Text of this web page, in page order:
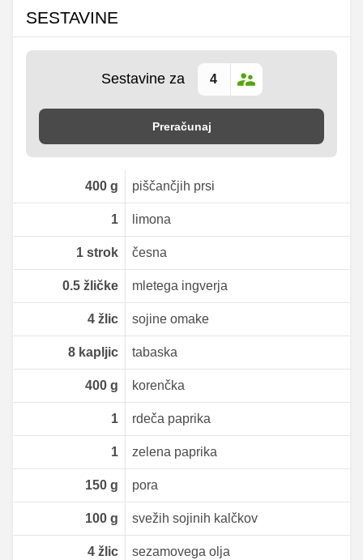
SESTAVINE
Sestavine za
Preračunaj
400g piščančjih prsi
1 limona
1strok česna
0.5žličke mletega ingverja
4žlic sojine omake
8kapljic tabaska
400g korenčka
1 rdeča paprika
1 zelena paprika
150g pora
100g svežih sojinih kalčkov
4žlic sezamovega olja